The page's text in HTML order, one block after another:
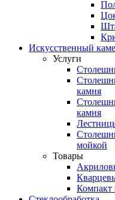
Искусственный
Услуги
камня
камня
мойкой
Товары
Компакт